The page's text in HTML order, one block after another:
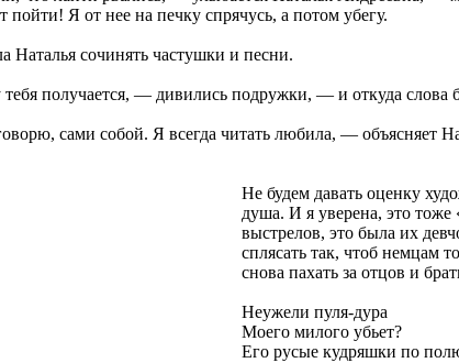
пойти! Я от нее на печку спрячусь, а потом убегу.
Наталья сочинять частушки и песни.
получается, — дивились подружки, — и откуда слова
сами собой. Я всегда читать любила, — объясняет
Не будем давать оценку
душа. И я уверена, это тоже
выстрелов, это была их
сплясать так, чтоб немцам
снова пахать за отцов и
Неужели пуля-дура
Моего милого убьет?
Его русые кудряшки по